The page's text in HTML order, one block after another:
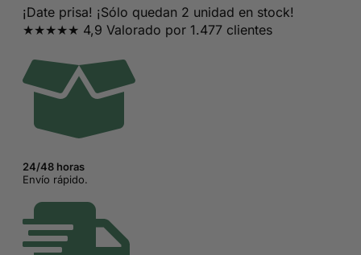
original
era:
29,95€.
actual
es:
14,95€.
¡Date prisa! ¡Sólo quedan 2 unidad en stock!
★★★★★ 4,9 Valorado por 1.477 clientes
24/48 horas
Envío rápido.